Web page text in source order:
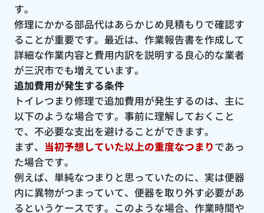
す。
修理にかかる部品代はあらかじめ見積もりで確認す
ることが重要です。最近は、作業報告書を作成して
詳細な作業内容と費用内訳を説明する良心的な業者
が三沢市でも増えています。
追加費用が発生する条件
トイレつまり修理で追加費用が発生するのは、主に
以下のような場合です。事前に理解しておくこと
で、不必要な支出を避けることができます。
まず、 当初予想していた以上の重度なつまりであっ
た場合です。
例えば、単純なつまりと思っていたのに、実は便器
内に異物がつまっていて、便器を取り外す必要があ
るというケースです。このような場合、作業時間や